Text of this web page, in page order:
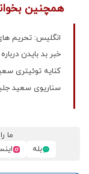
همچنین
انگلیس: تحریم
خبر بد بایدن
کنایه توئیتری
سناریوی سعید
ما
بله